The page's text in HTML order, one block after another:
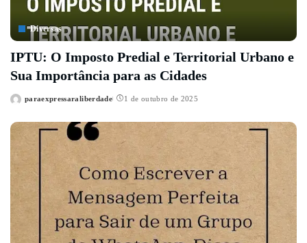
Diversas
IPTU: O Imposto Predial e Territorial Urbano e
Sua Importância para as Cidades
Posted
paraexpressaraliberdade 1 de outubro de 2025